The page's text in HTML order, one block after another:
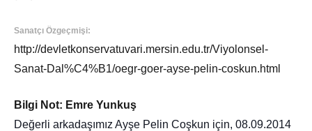
Sanatçı Özgeçmişi:
http://devletkonservatuvari.mersin.edu.tr/Viyolonsel-
Sanat-Dal%C4%B1/oegr-goer-ayse-pelin-coskun.html
Bilgi Not: Emre Yunkuş
Değerli arkadaşımız Ayşe Pelin Coşkun için, 08.09.2014